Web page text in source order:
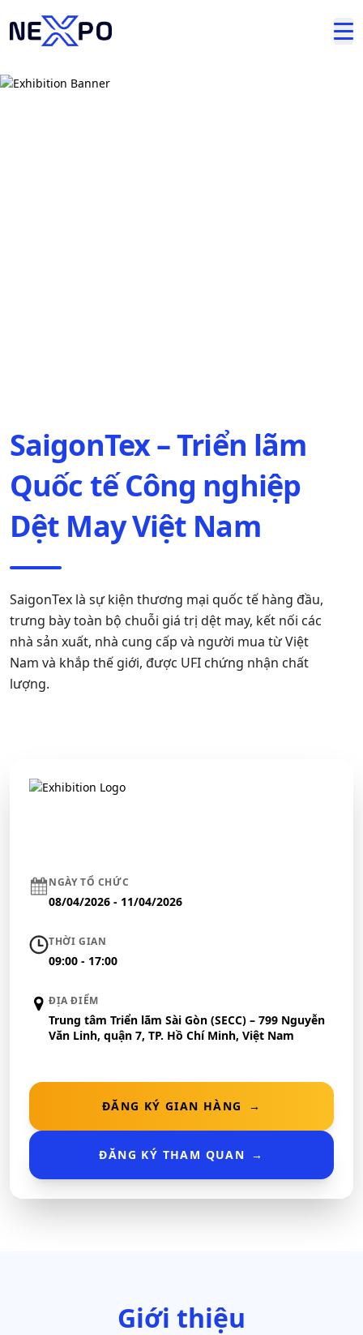
SaigonTex – Triển lãm
Quốc tế Công nghiệp
Dệt May Việt Nam
SaigonTex là sự kiện thương mại quốc tế hàng đầu,
trưng bày toàn bộ chuỗi giá trị dệt may, kết nối các
nhà sản xuất, nhà cung cấp và người mua từ Việt
Nam và khắp thế giới, được UFI chứng nhận chất
lượng.
NGÀY TỔ CHỨC
08/04/2026 - 11/04/2026
THỜI GIAN
09:00 - 17:00
ĐỊA ĐIỂM
Trung tâm Triển lãm Sài Gòn (SECC) – 799 Nguyễn
Văn Linh, quận 7, TP. Hồ Chí Minh, Việt Nam
ĐĂNG KÝ GIAN HÀNG →
ĐĂNG KÝ THAM QUAN →
Giới thiệu